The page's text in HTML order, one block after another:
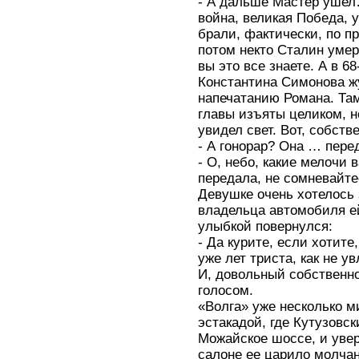
война, великая Победа,
брали, фактически, по
потом некто Сталин
вы это все знаете. А в
Константина Симонова
напечатанию Романа.
главы изъяты целиком,
увидел свет. Вот,
- А гонорар? Она …
- О, небо, какие мелочи
передала, не
Девушке очень хотелось
владельца автомобиля
улыбкой повернулся:
- Да курите, если
уже лет триста, как не
И, довольный
голосом.
«Волга» уже несколько
эстакадой, где
Можайское шоссе, и
салоне ее царило